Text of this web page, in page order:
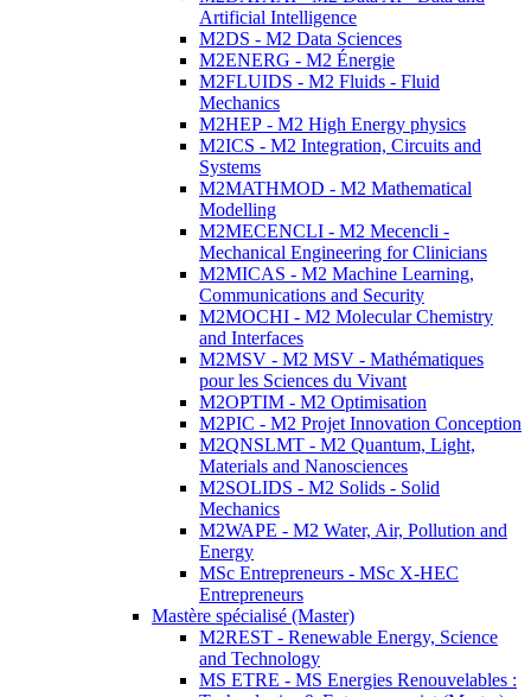
Artificial Intelligence
M2DS - M2 Data Sciences
M2ENERG - M2 Énergie
M2FLUIDS - M2 Fluids - Fluid
Mechanics
M2HEP - M2 High Energy physics
M2ICS - M2 Integration, Circuits and
Systems
M2MATHMOD - M2 Mathematical
Modelling
M2MECENCLI - M2 Mecencli -
Mechanical Engineering for Clinicians
M2MICAS - M2 Machine Learning,
Communications and Security
M2MOCHI - M2 Molecular Chemistry
and Interfaces
M2MSV - M2 MSV - Mathématiques
pour les Sciences du Vivant
M2OPTIM - M2 Optimisation
M2PIC - M2 Projet Innovation Conception
M2QNSLMT - M2 Quantum, Light,
Materials and Nanosciences
M2SOLIDS - M2 Solids - Solid
Mechanics
M2WAPE - M2 Water, Air, Pollution and
Energy
MSc Entrepreneurs - MSc X-HEC
Entrepreneurs
Mastère spécialisé (Master)
M2REST - Renewable Energy, Science
and Technology
MS ETRE - MS Energies Renouvelables :